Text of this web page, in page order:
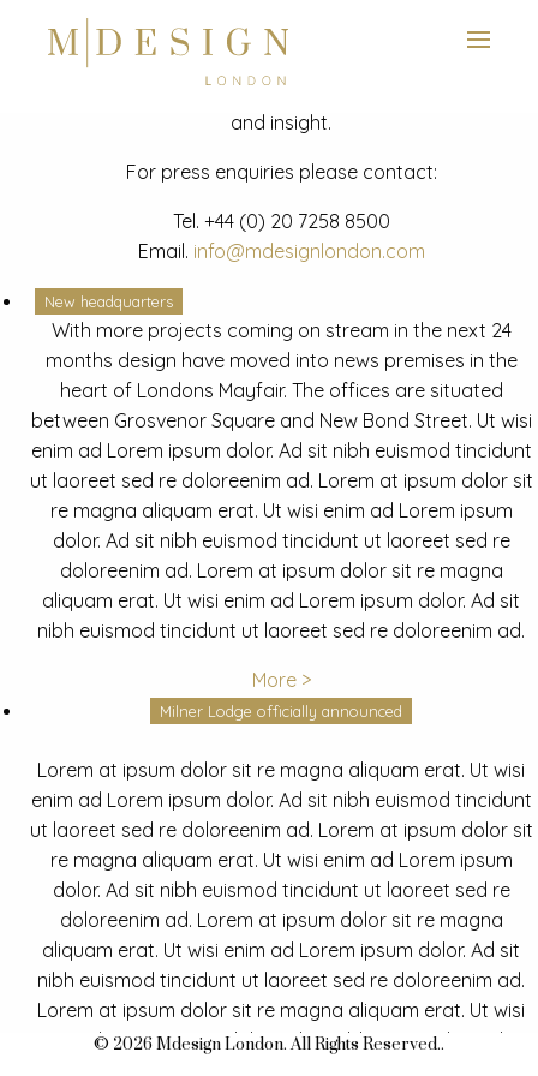
News
Latest mdesign development project and advisory news
and insight.
For press enquiries please contact:
Tel. +44 (0) 20 7258 8500
Email. info@mdesignlondon.com
New headquarters
With more projects coming on stream in the next 24
months design have moved into news premises in the
heart of Londons Mayfair. The offices are situated
between Grosvenor Square and New Bond Street. Ut wisi
enim ad Lorem ipsum dolor. Ad sit nibh euismod tincidunt
ut laoreet sed re doloreenim ad. Lorem at ipsum dolor sit
re magna aliquam erat. Ut wisi enim ad Lorem ipsum
dolor. Ad sit nibh euismod tincidunt ut laoreet sed re
doloreenim ad. Lorem at ipsum dolor sit re magna
aliquam erat. Ut wisi enim ad Lorem ipsum dolor. Ad sit
nibh euismod tincidunt ut laoreet sed re doloreenim ad.
More >
Milner Lodge officially announced
Lorem at ipsum dolor sit re magna aliquam erat. Ut wisi
enim ad Lorem ipsum dolor. Ad sit nibh euismod tincidunt
ut laoreet sed re doloreenim ad. Lorem at ipsum dolor sit
re magna aliquam erat. Ut wisi enim ad Lorem ipsum
dolor. Ad sit nibh euismod tincidunt ut laoreet sed re
doloreenim ad. Lorem at ipsum dolor sit re magna
aliquam erat. Ut wisi enim ad Lorem ipsum dolor. Ad sit
nibh euismod tincidunt ut laoreet sed re doloreenim ad.
Lorem at ipsum dolor sit re magna aliquam erat. Ut wisi
enim ad Lorem ipsum dolor. Ad sit nibh euismod tincidunt
© 2026 Mdesign London. All Rights Reserved..